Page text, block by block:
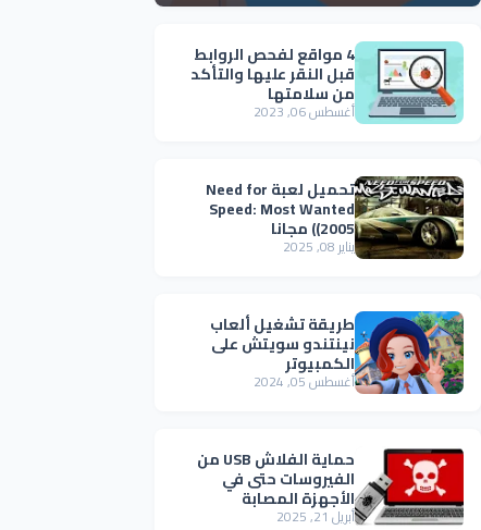
4 مواقع لفحص الروابط
قبل النقر عليها والتأكد
من سلامتها
أغسطس 06, 2023
تحميل لعبة Need for
Speed: Most Wanted
(2005) مجانا
يناير 08, 2025
طريقة تشغيل ألعاب
نينتندو سويتش على
الكمبيوتر
أغسطس 05, 2024
حماية الفلاش USB من
الفيروسات حتى في
الأجهزة المصابة
أبريل 21, 2025